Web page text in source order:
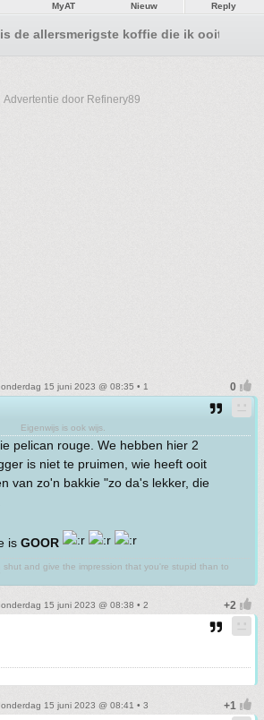
MyAT Nieuw Reply
de allersmerigste koffie die ik ooit heb
Advertentie door Refinery89
15 juni 2023 @ 08:35 • 1
Eigenwijs is ook wijs.
pelican rouge. We hebben hier 2
is niet te pruimen, wie heeft ooit
van zo'n bakkie "zo da's lekker, die
is GOOR
and give the impression that you're stupid than to
15 juni 2023 @ 08:38 • 2
15 juni 2023 @ 08:41 • 3